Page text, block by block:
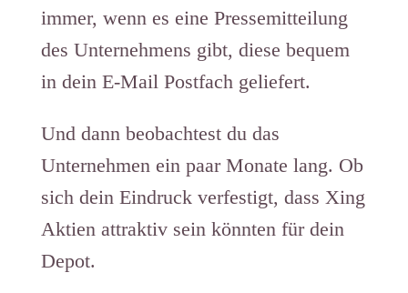
immer, wenn es eine Pressemitteilung
des Unternehmens gibt, diese bequem
in dein E-Mail Postfach geliefert.
Und dann beobachtest du das
Unternehmen ein paar Monate lang. Ob
sich dein Eindruck verfestigt, dass Xing
Aktien attraktiv sein könnten für dein
Depot.